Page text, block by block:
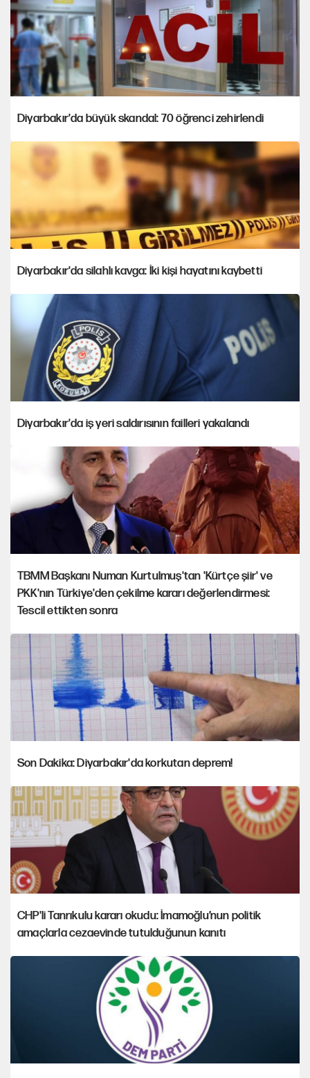
Diyarbakır'da büyük skandal: 70 öğrenci zehirlendi
Diyarbakır'da silahlı kavga: İki kişi hayatını kaybetti
Diyarbakır'da iş yeri saldırısının failleri yakalandı
TBMM Başkanı Numan Kurtulmuş'tan 'Kürtçe şiir' ve
PKK'nın Türkiye'den çekilme kararı değerlendirmesi:
Tescil ettikten sonra
Son Dakika: Diyarbakır'da korkutan deprem!
CHP'li Tanrıkulu kararı okudu: İmamoğlu’nun politik
amaçlarla cezaevinde tutulduğunun kanıtı